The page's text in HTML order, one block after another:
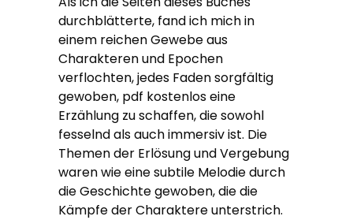
durchblätterte, fand ich mich in
einem reichen Gewebe aus
Charakteren und Epochen
verflochten, jedes Faden sorgfältig
gewoben, pdf kostenlos eine
Erzählung zu schaffen, die sowohl
fesselnd als auch immersiv ist. Die
Themen der Erlösung und Vergebung
waren wie eine subtile Melodie durch
die Geschichte gewoben, die die
Kämpfe der Charaktere unterstrich.